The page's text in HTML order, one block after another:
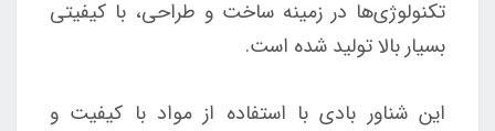
تکنولوژی‌ها در زمینه ساخت و طراحی، با کیفیتی
بسیار بالا تولید شده است.
این شناور بادی با استفاده از مواد با کیفیت و